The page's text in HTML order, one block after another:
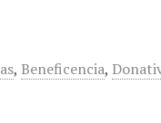
, Beneficencia,